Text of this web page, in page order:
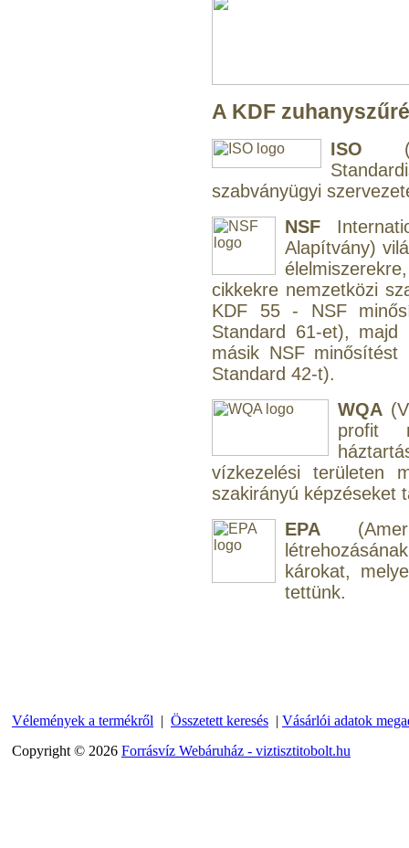
A KDF
ISO
szabványügyi
NSF
Alapítvány)
cikkekre nemzetközi
KDF 55 - NSF
Standard 61-et),
másik NSF minősítést
Standard 42-t).
WQA
profit
vízkezelési területen
szakirányú képzéseket
EPA
károkat,
tettünk.
Vélemények a termékről | Összetett keresés | Vásárlói adatok
Copyright © 2026 Forrásvíz Webáruház - viztisztitobolt.hu